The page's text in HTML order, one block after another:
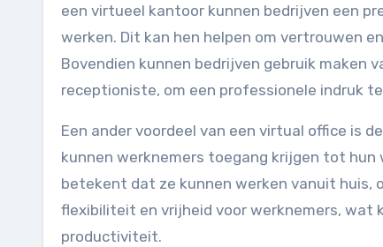
een virtueel kantoor kunnen bedrijven een
werken. Dit kan hen helpen om vertrouwen
Bovendien kunnen bedrijven gebruik maken
receptioniste, om een ​​professionele indruk
Een ander voordeel van een virtual office is
kunnen werknemers toegang krijgen tot
betekent dat ze kunnen werken vanuit huis,
flexibiliteit en vrijheid voor werknemers, wat
productiviteit.